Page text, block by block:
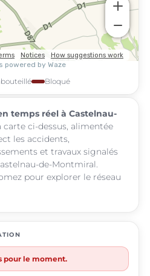
Bloqué
temps réel à Castelnau-
carte ci-dessus, alimentée
les accidents,
et travaux signalés
de-Montmiral.
pour explorer le réseau
pour le moment.